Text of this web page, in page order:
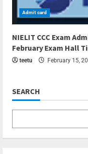
Admit card
NIELIT CCC Exam
February Exam Hall
teetu February 15,
SEARCH